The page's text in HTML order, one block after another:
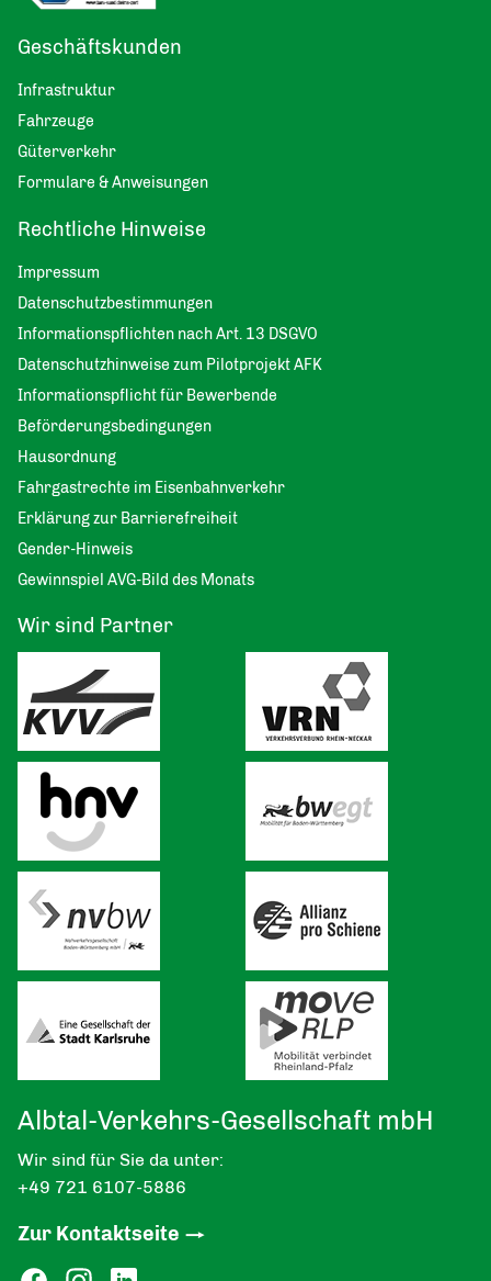
Geschäftskunden
Infrastruktur
Fahrzeuge
Güterverkehr
Formulare & Anweisungen
Rechtliche Hinweise
Impressum
Datenschutzbestimmungen
Informationspflichten nach Art. 13 DSGVO
Datenschutzhinweise zum Pilotprojekt AFK
Informationspflicht für Bewerbende
Beförderungsbedingungen
Hausordnung
Fahrgastrechte im Eisenbahnverkehr
Erklärung zur Barrierefreiheit
Gender-Hinweis
Gewinnspiel AVG-Bild des Monats
Wir sind Partner
Albtal-Verkehrs-Gesellschaft mbH
Wir sind für Sie da unter:
+49 721 6107-5886
Zur Kontaktseite